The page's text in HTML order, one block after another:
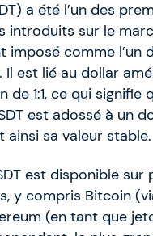
a été l’un des
introduits sur le
imposé comme l’un
Il est lié au dollar
de 1:1, ce qui signifie
est adossé à un
ainsi sa valeur stable.
est disponible sur
y compris Bitcoin
(en tant que